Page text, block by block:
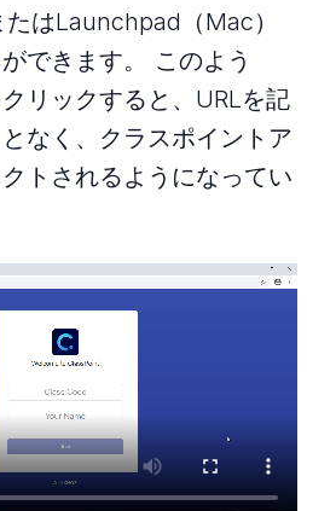
たはLaunchpad（Mac）
できます。 このよう
リックすると、URLを記
なく、クラスポイントア
トされるようになってい